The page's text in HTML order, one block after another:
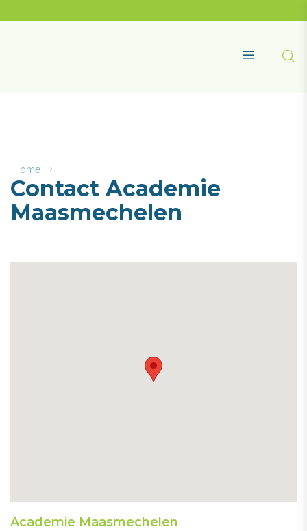
content
Home
Academie
Maasmechelen
Contact Academie
Maasmechelen
Academie Maasmechelen